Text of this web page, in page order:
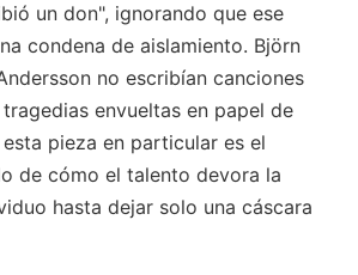
un don", ignorando que ese
condena de aislamiento. Björn
no escribían canciones
envueltas en papel de
pieza en particular es el
de cómo el talento devora la
hasta dejar solo una cáscara